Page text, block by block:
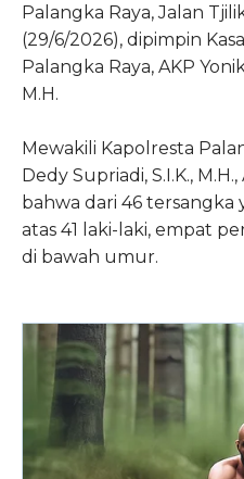
Palangka Raya, Jalan
(29/6/2026), dipimpin
Palangka Raya, AKP
M.H.
Mewakili Kapolresta
Dedy Supriadi, S.I.K.,
bahwa dari 46 tersangka
atas 41 laki-laki, empat
di bawah umur.